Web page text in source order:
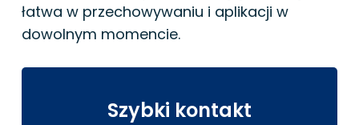
łatwa w przechowywaniu i aplikacji w
dowolnym momencie.
Szybki kontakt